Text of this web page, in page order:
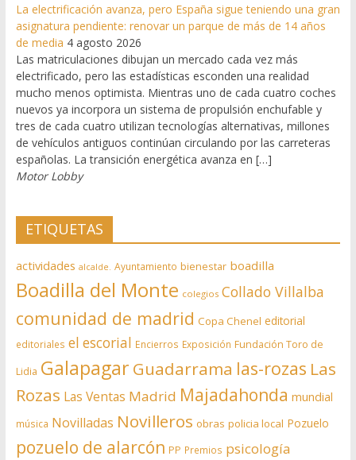
La electrificación avanza, pero España sigue teniendo una gran
asignatura pendiente: renovar un parque de más de 14 años
de media 4 agosto 2026
Las matriculaciones dibujan un mercado cada vez más
electrificado, pero las estadísticas esconden una realidad
mucho menos optimista. Mientras uno de cada cuatro coches
nuevos ya incorpora un sistema de propulsión enchufable y
tres de cada cuatro utilizan tecnologías alternativas, millones
de vehículos antiguos continúan circulando por las carreteras
españolas. La transición energética avanza en […]
Motor Lobby
ETIQUETAS
actividades alcalde. Ayuntamiento bienestar boadilla
Boadilla del Monte colegios Collado Villalba
comunidad de madrid Copa Chenel editorial
editoriales el escorial Encierros Exposición Fundación Toro de
Lidia Galapagar Guadarrama las-rozas Las
Rozas Las Ventas Madrid Majadahonda mundial
música Novilladas Novilleros obras policia local Pozuelo
pozuelo de alarcón PP Premios psicología